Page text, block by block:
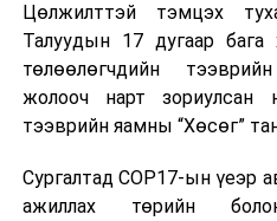
УНШСАН: 901
ДАРААХ МЭДЭЭ
Гэр бүлийн хүчирхийлэл
хохироосон хэргийг
ӨМНӨХ МЭДЭЭ
газар чөлөөлөлт 90 орчим
Цөлжилттэй тэмцэх
Талуудын 17 дугаар бага
төлөөлөгчдийн
жолооч нарт зориулсан
тээврийн яамны “Хөсөг”
Сургалтад COP17-ын үеэр
ажиллах төрийн